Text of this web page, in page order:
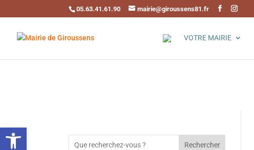
Ouvrir la barre d’outils
05.63.41.61.90 mairie@giroussens81.fr
VOTRE MAIRIE
Rechercher